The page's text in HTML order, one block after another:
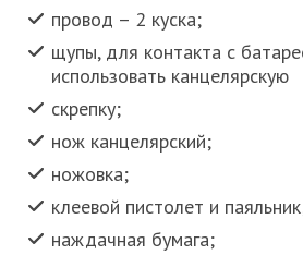
провод – 2 куска;
щупы, для контакта с
использовать канцелярскую
скрепку;
нож канцелярский;
ножовка;
клеевой пистолет и
наждачная бумага;